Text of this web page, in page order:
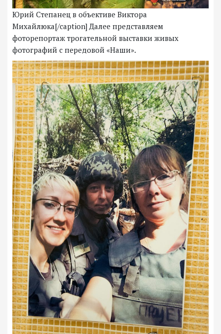
Юрий Степанец в объективе Виктора
Михайлюка[/caption] Далее представляем
фоторепортаж трогательной выставки живых
фотографий с передовой «Наши».